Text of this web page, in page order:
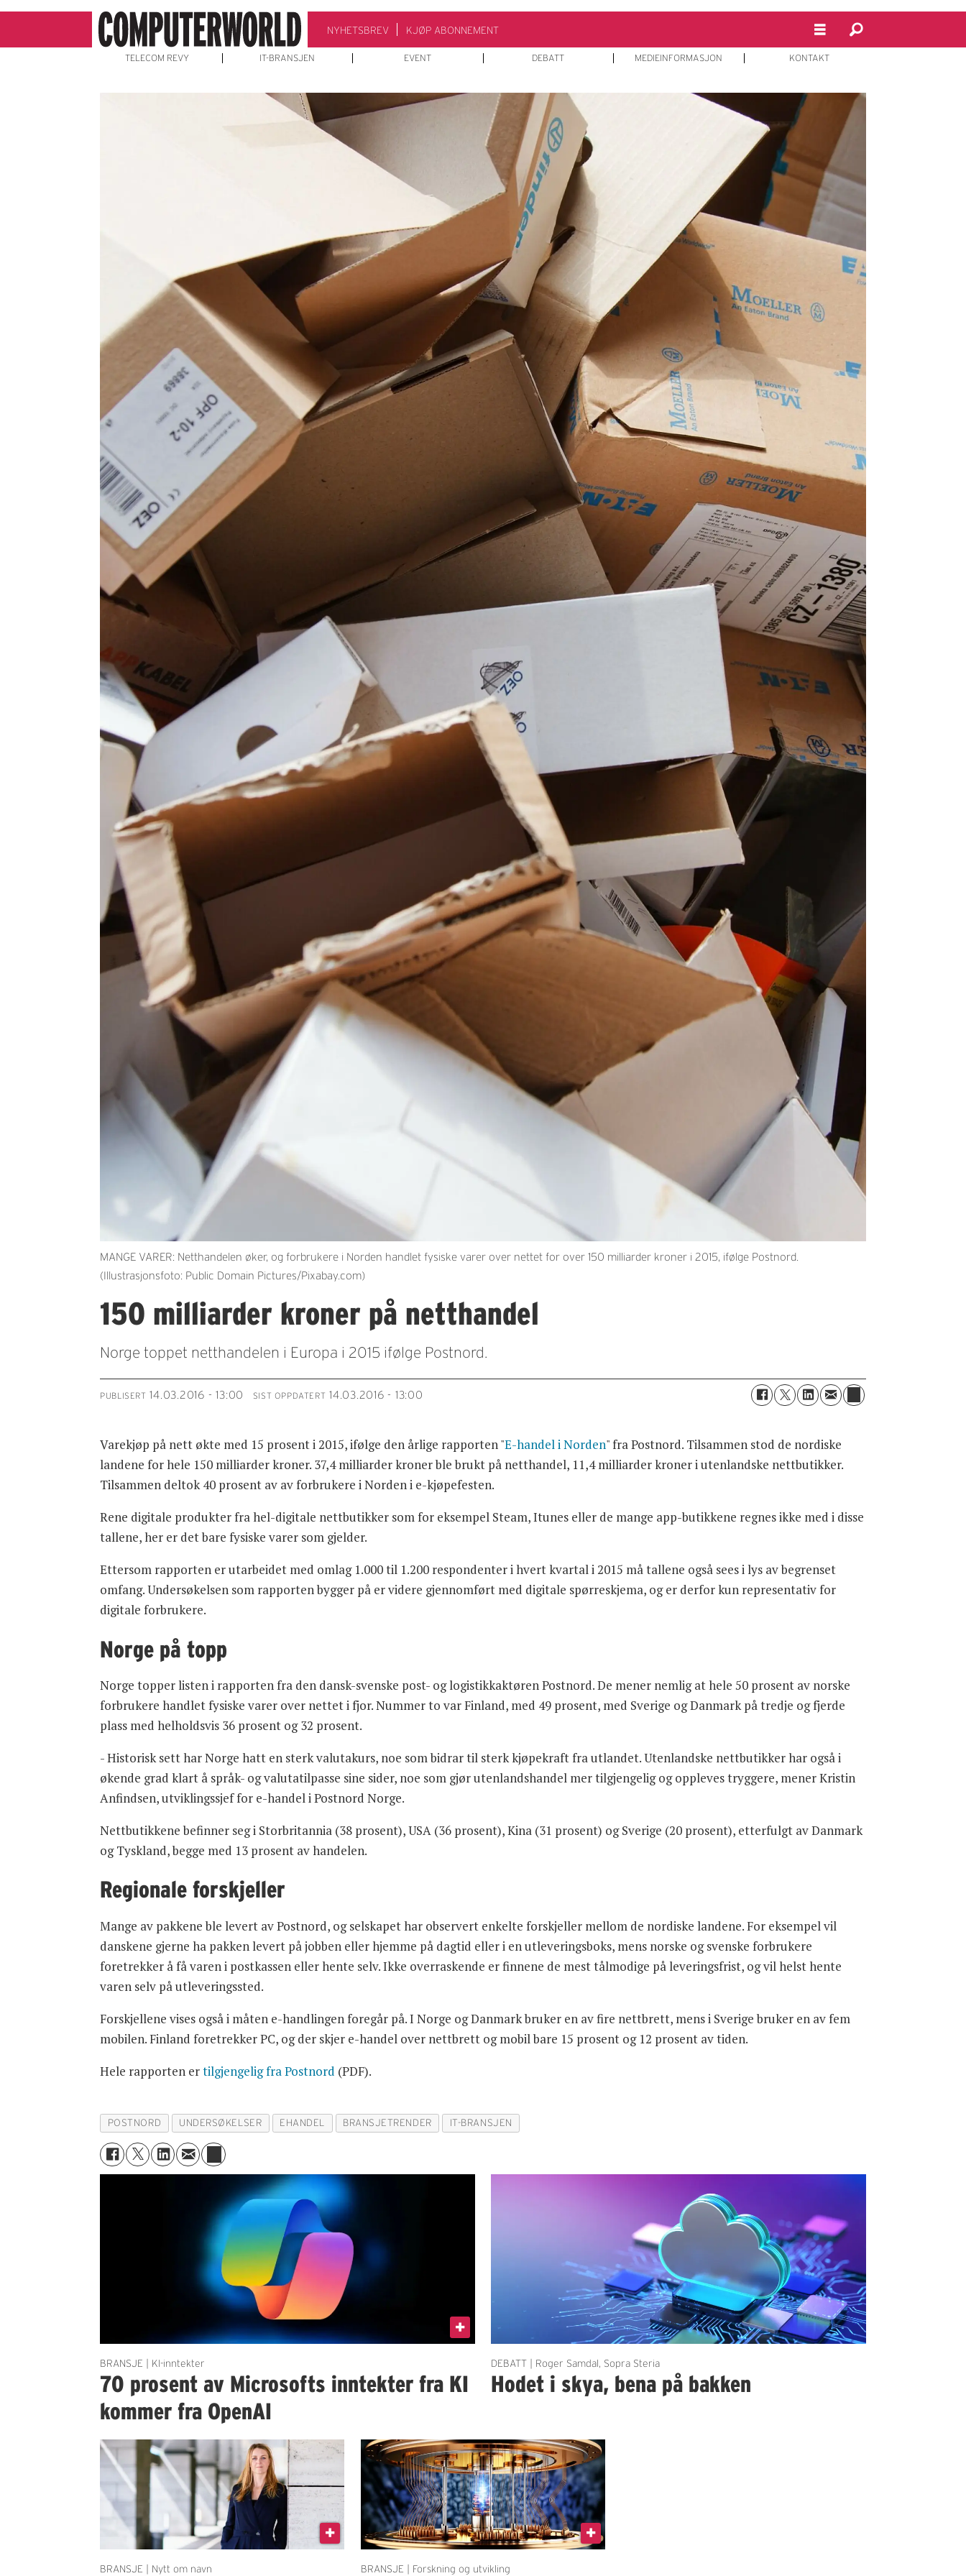
NYHETSBREV KJØP ABONNEMENT
TELECOM REVY IT-BRANSJEN EVENT DEBATT MEDIEINFORMASJON KONTAKT
MANGE VARER: Netthandelen øker, og forbrukere i Norden handlet fysiske varer over nettet for over 150 milliarder kroner i 2015, ifølge Postnord.
(Illustrasjonsfoto: Public Domain Pictures/Pixabay.com)
150 milliarder kroner på netthandel
Norge toppet netthandelen i Europa i 2015 ifølge Postnord.
PUBLISERT 14.03.2016 - 13:00 SIST OPPDATERT 14.03.2016 - 13:00
Varekjøp på nett økte med 15 prosent i 2015, ifølge den årlige rapporten "E-handel i Norden" fra Postnord. Tilsammen stod de nordiske
landene for hele 150 milliarder kroner. 37,4 milliarder kroner ble brukt på netthandel, 11,4 milliarder kroner i utenlandske nettbutikker.
Tilsammen deltok 40 prosent av av forbrukere i Norden i e-kjøpefesten.
Rene digitale produkter fra hel-digitale nettbutikker som for eksempel Steam, Itunes eller de mange app-butikkene regnes ikke med i disse
tallene, her er det bare fysiske varer som gjelder.
Ettersom rapporten er utarbeidet med omlag 1.000 til 1.200 respondenter i hvert kvartal i 2015 må tallene også sees i lys av begrenset
omfang. Undersøkelsen som rapporten bygger på er videre gjennomført med digitale spørreskjema, og er derfor kun representativ for
digitale forbrukere.
Norge på topp
Norge topper listen i rapporten fra den dansk-svenske post- og logistikkaktøren Postnord. De mener nemlig at hele 50 prosent av norske
forbrukere handlet fysiske varer over nettet i fjor. Nummer to var Finland, med 49 prosent, med Sverige og Danmark på tredje og fjerde
plass med helholdsvis 36 prosent og 32 prosent.
- Historisk sett har Norge hatt en sterk valutakurs, noe som bidrar til sterk kjøpekraft fra utlandet. Utenlandske nettbutikker har også i
økende grad klart å språk- og valutatilpasse sine sider, noe som gjør utenlandshandel mer tilgjengelig og oppleves tryggere, mener Kristin
Anfindsen, utviklingssjef for e-handel i Postnord Norge.
Nettbutikkene befinner seg i Storbritannia (38 prosent), USA (36 prosent), Kina (31 prosent) og Sverige (20 prosent), etterfulgt av Danmark
og Tyskland, begge med 13 prosent av handelen.
Regionale forskjeller
Mange av pakkene ble levert av Postnord, og selskapet har observert enkelte forskjeller mellom de nordiske landene. For eksempel vil
danskene gjerne ha pakken levert på jobben eller hjemme på dagtid eller i en utleveringsboks, mens norske og svenske forbrukere
foretrekker å få varen i postkassen eller hente selv. Ikke overraskende er finnene de mest tålmodige på leveringsfrist, og vil helst hente
varen selv på utleveringssted.
Forskjellene vises også i måten e-handlingen foregår på. I Norge og Danmark bruker en av fire nettbrett, mens i Sverige bruker en av fem
mobilen. Finland foretrekker PC, og der skjer e-handel over nettbrett og mobil bare 15 prosent og 12 prosent av tiden.
Hele rapporten ertilgjengelig fra Postnord (PDF).
POSTNORD UNDERSØKELSER EHANDEL BRANSJETRENDER IT-BRANSJEN
BRANSJE | KI-inntekter
70 prosent av Microsofts inntekter fra KI
kommer fra OpenAI
DEBATT | Roger Samdal, Sopra Steria
Hodet i skya, bena på bakken
BRANSJE | Nytt om navn BRANSJE | Forskning og utvikling